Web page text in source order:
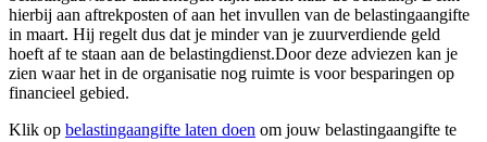
hierbij aan aftrekposten of aan het invullen van de belastingaangifte
in maart. Hij regelt dus dat je minder van je zuurverdiende geld
hoeft af te staan aan de belastingdienst.Door deze adviezen kan je
zien waar het in de organisatie nog ruimte is voor besparingen op
financieel gebied.
Klik op belastingaangifte laten doen om jouw belastingaangifte te